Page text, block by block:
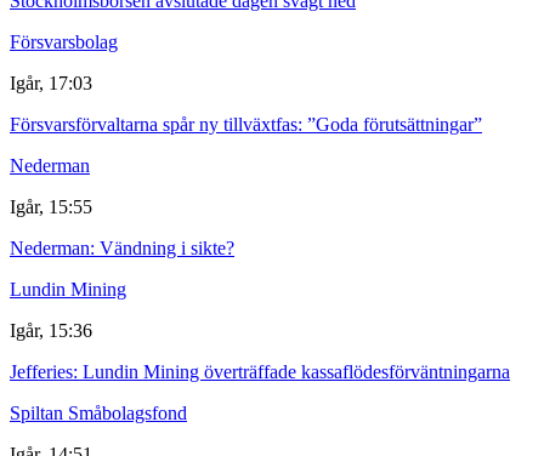
Försvarsbolag
Igår, 17:03
Försvarsförvaltarna spår ny tillväxtfas: ”Goda förutsättningar”
Nederman
Igår, 15:55
Nederman: Vändning i sikte?
Lundin Mining
Igår, 15:36
Jefferies: Lundin Mining överträffade kassaflödesförväntningarna
Spiltan Småbolagsfond